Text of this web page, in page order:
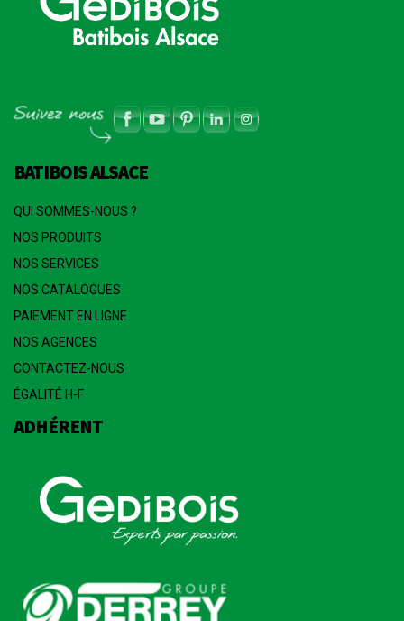
BATIBOIS ALSACE
QUI SOMMES-NOUS ?
NOS PRODUITS
NOS SERVICES
NOS CATALOGUES
PAIEMENT EN LIGNE
NOS AGENCES
CONTACTEZ-NOUS
ÉGALITÉ H-F
ADHÉRENT